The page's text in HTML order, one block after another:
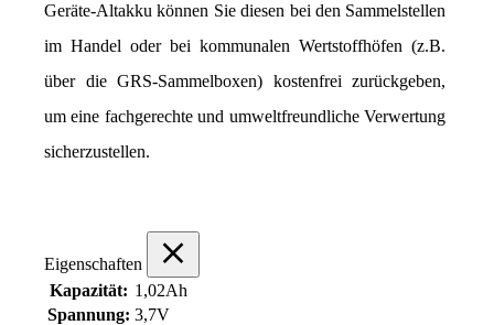
Geräte-Altakku können Sie diesen bei den Sammelstellen
im Handel oder bei kommunalen Wertstoffhöfen (z.B.
über die GRS-Sammelboxen) kostenfrei zurückgeben,
um eine fachgerechte und umweltfreundliche Verwertung
sicherzustellen.
Eigenschaften
Kapazität: 1,02Ah
Spannung: 3,7V